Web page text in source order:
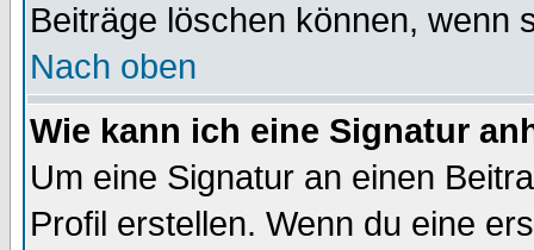
Beiträge löschen können, wenn
Nach oben
Wie kann ich eine Signatur
Um eine Signatur an einen
Profil erstellen. Wenn du eine